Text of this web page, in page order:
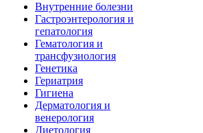
Внутренние болезни
Гастроэнтерология и
гепатология
Гематология и
трансфузиология
Генетика
Гериатрия
Гигиена
Дерматология и
венерология
Диетология